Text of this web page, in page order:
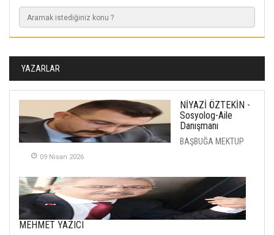
YAZARLAR
NİYAZİ ÖZTEKİN -
Sosyolog-Aile
Danışmanı
BAŞBUĞA MEKTUP
09 Nisan 2026
MEHMET YAZICI